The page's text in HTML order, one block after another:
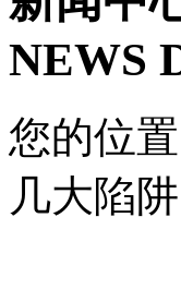
NEWS
您的位置
几大陷阱